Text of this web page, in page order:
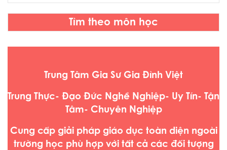
Tìm theo môn học
Trung Tâm Gia Sư Gia Đình Việt
Trung Thực- Đạo Đức Nghề Nghiệp- Uy Tín- Tận
Tâm- Chuyên Nghiệp
Cung cấp giải pháp giáo dục toàn diện ngoài
trường học phù hợp với tất cả các đối tượng